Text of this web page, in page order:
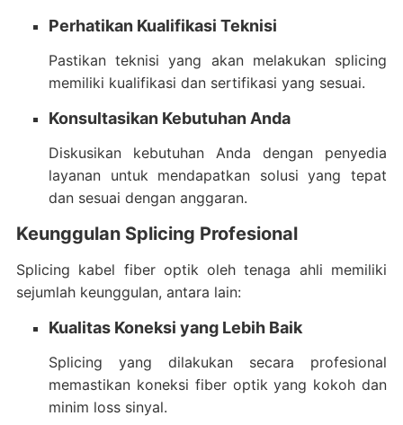
Perhatikan Kualifikasi Teknisi
Pastikan teknisi yang akan melakukan splicing
memiliki kualifikasi dan sertifikasi yang sesuai.
Konsultasikan Kebutuhan Anda
Diskusikan kebutuhan Anda dengan penyedia
layanan untuk mendapatkan solusi yang tepat
dan sesuai dengan anggaran.
Keunggulan Splicing Profesional
Splicing kabel fiber optik oleh tenaga ahli memiliki
sejumlah keunggulan, antara lain:
Kualitas Koneksi yang Lebih Baik
Splicing yang dilakukan secara profesional
memastikan koneksi fiber optik yang kokoh dan
minim loss sinyal.